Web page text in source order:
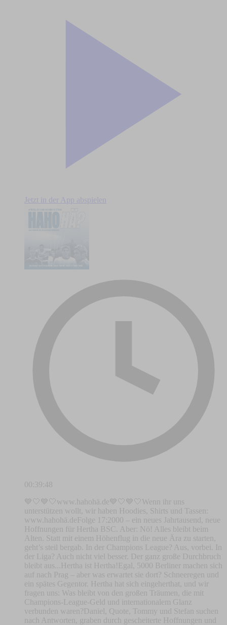
Jetzt in der App abspielen
00:39:48
💙🤍💙🤍⁠www.hahohä.de⁠💙🤍💙🤍Wenn ihr uns
unterstützen wollt, wir haben Hoodies, Shirts und Tassen:
⁠www.hahohä.de⁠Folge 17:2000 – ein neues Jahrtausend, neue
Hoffnungen für Hertha BSC. Aber: Nö! Alles bleibt beim
Alten. Statt mit einem Höhenflug in die neue Ära zu starten,
geht’s steil bergab. In der Champions League? Aus, vorbei. In
der Liga? Auch nicht viel besser. Der ganz große Durchbruch
bleibt aus...Hertha ist Hertha!Egal, 5000 Berliner machen sich
auf nach Prag – aber was erwartet sie dort? Schneeregen und
ein spätes Gegentor. Hertha hat sich eingeherthat, und wir
fragen uns: Was bleibt von den großen Träumen, die mit
Champions-League-Geld und internationalem Glanz
verbunden waren?Daniel, Quote, Tommy und Stefan suchen
nach Antworten, graben durch gescheiterte Hoffnungen und